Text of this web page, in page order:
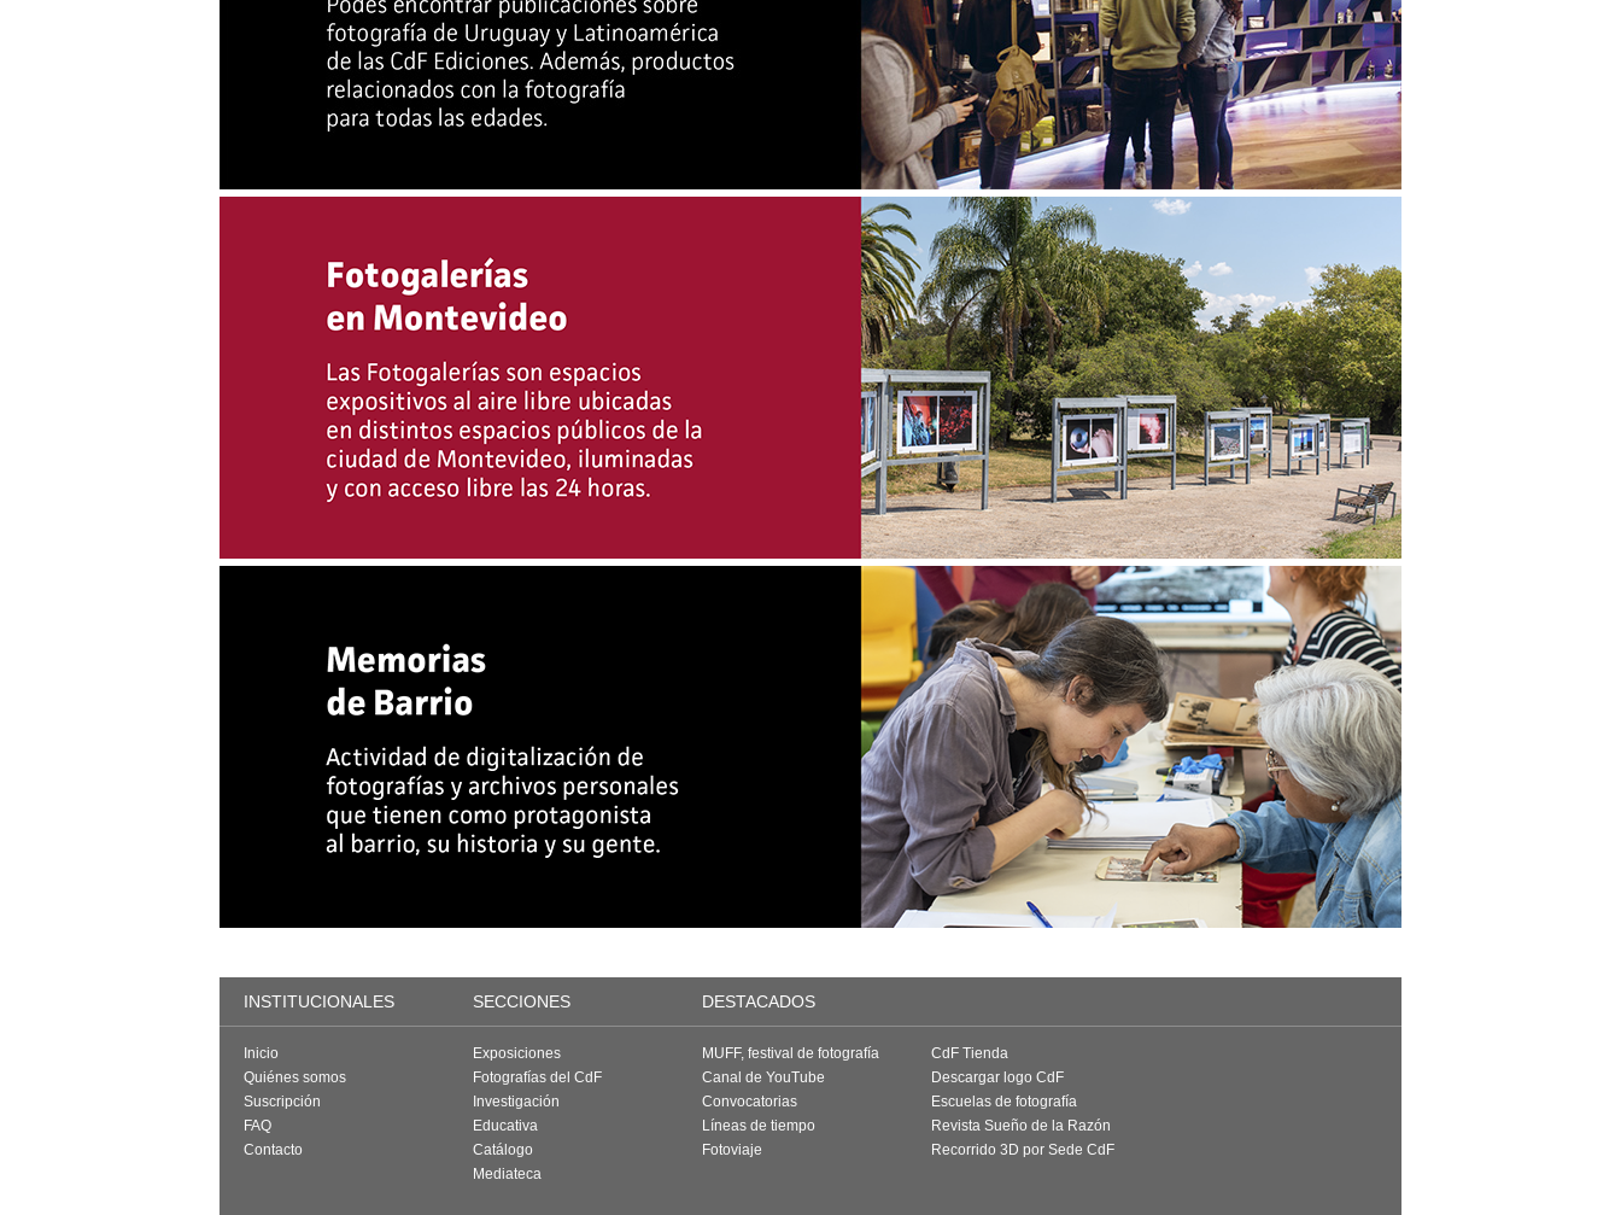
INSTITUCIONALES SECCIONES DESTACADOS
Inicio
Quiénes somos
Suscripción
FAQ
Contacto
Exposiciones
Fotografías del CdF
Investigación
Educativa
Catálogo
Mediateca
MUFF, festival de fotografía
Canal de YouTube
Convocatorias
Líneas de tiempo
Fotoviaje
CdF Tienda
Descargar logo CdF
Escuelas de fotografía
Revista Sueño de la Razón
Recorrido 3D por Sede CdF